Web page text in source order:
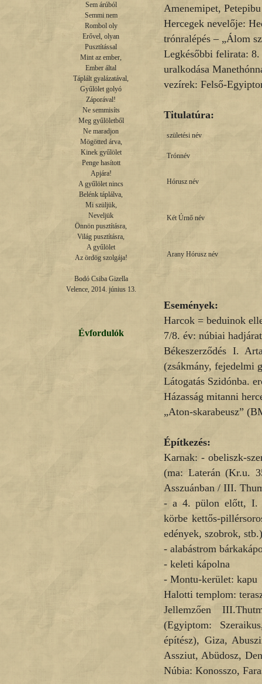
Sem árúból
Semmi nem
Rombol oly
Erővel, olyan
Pusztítással
Mint az ember,
Ember által
Táplált gyalázatával,
Gyűlölet golyó
Záporával!
Ne semmisíts
Meg gyűlöletből
Ne maradjon
Mögötted árva,
Kinek gyűlölet
Penge hasított
Apjára!
A gyűlölet nincs
Belénk táplálva,
Mi szüljük,
Neveljük
Önnön pusztításra,
Világ pusztításra,
A gyűlölet
Az ördög szolgája!
Bodó Csiba Gizella
Velence, 2014. június 13.
Évfordulók
Amenemipet,
Hercegek nevelője:
trónralépés – „Álom
Legkésőbbi felirata:
uralkodása
vezírek: Felső-
Titulatúra:
születési név
Trónnév
Hórusz név
Két Úrnő név
Arany Hórusz név
Események:
Harcok = beduinok
7/8. év: núbiai
Békeszerződés I.
(zsákmány, fejedelmi
Látogatás Szidónba.
Házasság mitanni
„Aton-skarabeusz”
Építkezés:
Karnak: - obeliszk-
(ma: Laterán (Kr.u.
Asszuánban / III.
- a 4. pülon előtt, I.
körbe kettős-
edények, szobrok, stb.)
- alabástrom
- keleti kápolna
- Montu-kerület: kapu
Halotti templom:
Jellemzően
(Egyiptom:
építész), Giza,
Assziut, Abüdosz,
Núbia: Konosszo,